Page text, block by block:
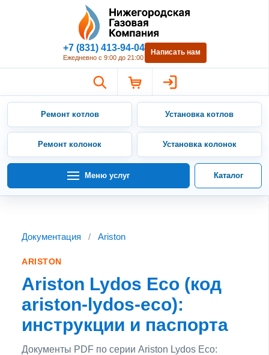
Нижегородская Газовая
+7 (831) 413-94-04
Ежедневно с 9:00 до 21:00
Написать нам
Ремонт котлов Установка котлов
Ремонт колонок Установка колонок
Меню услуг Каталог
Документация / Ariston
ARISTON
Ariston Lydos Eco (код
ariston-lydos-eco):
инструкции и паспорта
Документы PDF по серии Ariston Lydos Eco: